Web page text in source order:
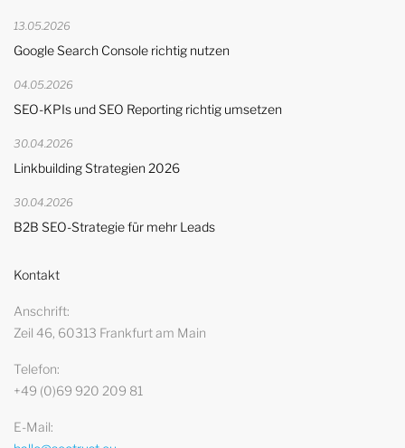
13.05.2026
Google Search Console richtig nutzen
04.05.2026
SEO-KPIs und SEO Reporting richtig umsetzen
30.04.2026
Linkbuilding Strategien 2026
30.04.2026
B2B SEO-Strategie für mehr Leads
Kontakt
Anschrift
Zeil 46, 60313 Frankfurt am Main
Telefon
+49 (0)69 920 209 81
E-Mail